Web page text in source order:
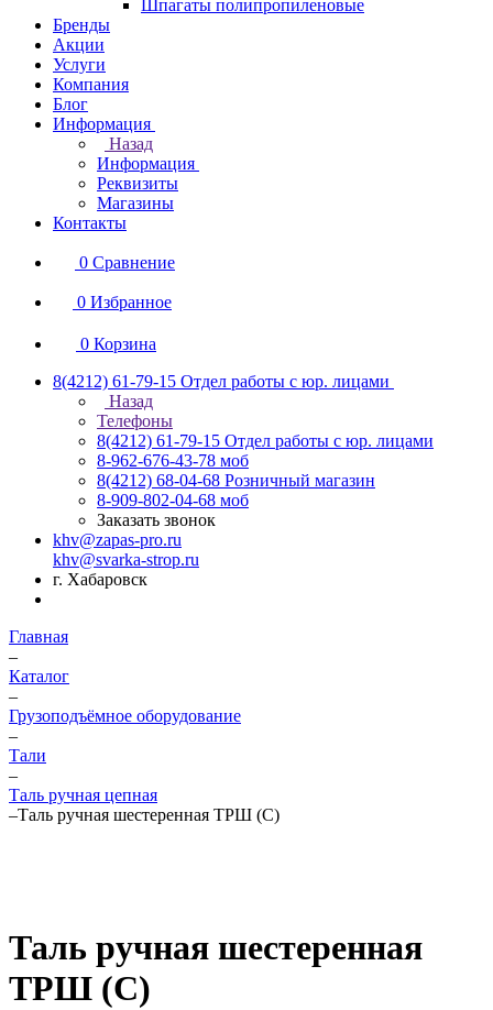
Шпагаты полипропиленовые
Бренды
Акции
Услуги
Компания
Блог
Информация
Назад
Информация
Реквизиты
Магазины
Контакты
0 Сравнение
0 Избранное
0 Корзина
8(4212) 61-79-15 Отдел работы с юр. лицами
Назад
Телефоны
8(4212) 61-79-15 Отдел работы с юр. лицами
8-962-676-43-78 моб
8(4212) 68-04-68 Розничный магазин
8-909-802-04-68 моб
Заказать звонок
khv@zapas-pro.ru
khv@svarka-strop.ru
г. Хабаровск
Главная
–
Каталог
–
Грузоподъёмное оборудование
–
Тали
–
Таль ручная цепная
–Таль ручная шестеренная ТРШ (C)
Таль ручная шестеренная
ТРШ (C)